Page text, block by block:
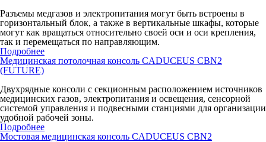
Разъемы медгазов и электропитания могут быть встроены в
горизонтальный блок, а также в вертикальные шкафы, которые
могут как вращаться относительно своей оси и оси крепления,
так и перемещаться по направляющим.
Подробнее
Медицинская потолочная консоль CADUCEUS CBN2
(FUTURE)
Двухрядные консоли с секционным расположением источников
медицинских газов, электропитания и освещения, сенсорной
системой управления и подвесными станциями для организации
удобной рабочей зоны.
Подробнее
Мостовая медицинская консоль CADUCEUS CBN2